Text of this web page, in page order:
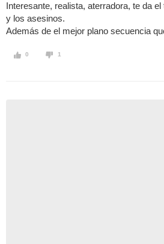
Interesante, realista, aterradora, te da
y los asesinos.
Además de el mejor plano secuencia
0 1